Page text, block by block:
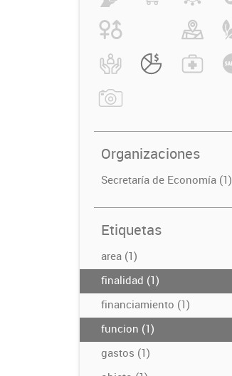
Organizaciones
Secretaría de Economía (1)
Etiquetas
area (1)
finalidad (1)
financiamiento (1)
funcion (1)
gastos (1)